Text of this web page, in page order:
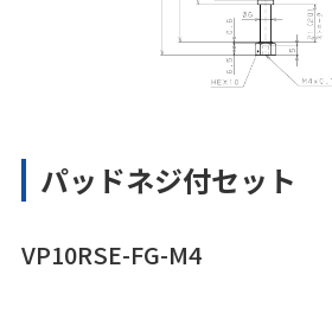
パッドネジ付セット
VP10RSE-FG-M4